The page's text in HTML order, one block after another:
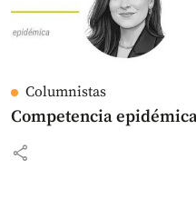
Columnistas
Competencia
share